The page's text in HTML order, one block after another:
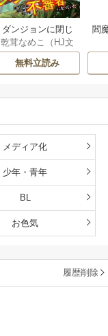
ダンジョンに閉じ
込められて25年。
救出されたときに
は立派な不審者に
版】
乾茸なめこ（HJ文
庫／ホビージャパ
ン刊）/御手洗太
無料立読み
閻
メディア化
少年・青年
BL
お色気
履歴削除